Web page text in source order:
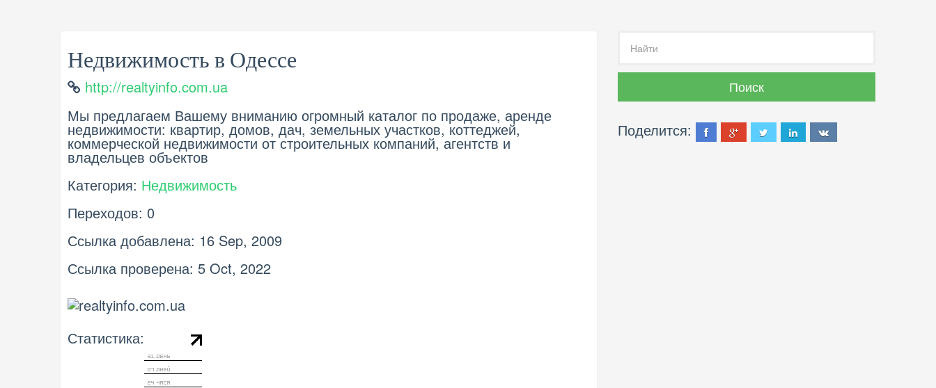
Недвижимость в Одессе
http://realtyinfo.com.ua
Мы предлагаем Вашему вниманию огромный каталог по продаже, аренде
недвижимости: квартир, домов, дач, земельных участков, коттеджей,
коммерческой недвижимости от строительных компаний, агентств и
владельцев объектов
Категория: Недвижимость
Переходов: 0
Ссылка добавлена: 16 Sep, 2009
Ссылка проверена: 5 Oct, 2022
Статистика:
Поделится: